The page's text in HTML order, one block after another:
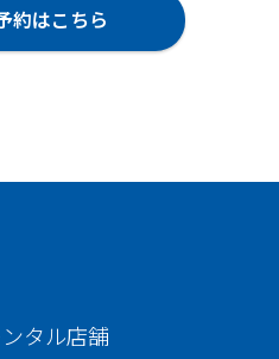
約はこちら
タル店舗